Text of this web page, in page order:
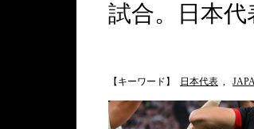
試合。日本代
【キーワード】 日本代表 ,